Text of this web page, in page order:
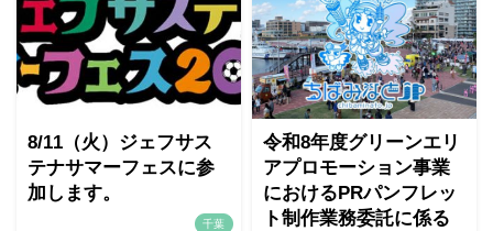
8/11（火）ジェフサス
テナサマーフェスに参
加します。
千葉
令和8年度グリーンエリ
アプロモーション事業
におけるPRパンフレッ
ト制作業務委託に係る